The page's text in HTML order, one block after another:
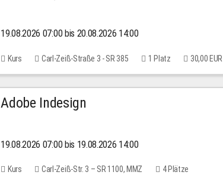
19.08.2026 07:00 bis 20.08.2026 14:00
Kurs Carl-Zeiß-Straße 3 - SR 385 1 Platz 30,00 EUR
Adobe Indesign
19.08.2026 07:00 bis 19.08.2026 14:00
Kurs Carl-Zeiß-Str. 3 – SR 1100, MMZ 4 Plätze